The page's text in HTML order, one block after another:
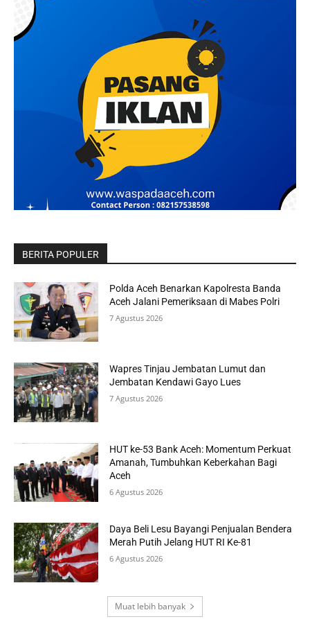
BERITA POPULER
Polda Aceh Benarkan Kapolresta Banda
Aceh Jalani Pemeriksaan di Mabes Polri
7 Agustus 2026
Wapres Tinjau Jembatan Lumut dan
Jembatan Kendawi Gayo Lues
7 Agustus 2026
HUT ke-53 Bank Aceh: Momentum Perkuat
Amanah, Tumbuhkan Keberkahan Bagi
Aceh
6 Agustus 2026
Daya Beli Lesu Bayangi Penjualan Bendera
Merah Putih Jelang HUT RI Ke-81
6 Agustus 2026
Muat lebih banyak